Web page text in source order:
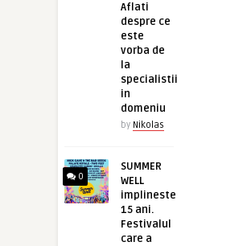
Aflati
despre ce
este
vorba de
la
specialistii
in
domeniu
by Nikolas
0
SUMMER
WELL
implineste
15 ani.
Festivalul
care a